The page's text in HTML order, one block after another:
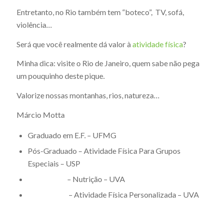
Entretanto, no Rio também tem “boteco”, TV, sofá,
violência…
Será que você realmente dá valor à atividade física?
Minha dica: visite o Rio de Janeiro, quem sabe não pega
um pouquinho deste pique.
Valorize nossas montanhas, rios, natureza…
Márcio Motta
Graduado em E.F. – UFMG
Pós-Graduado – Atividade Física Para Grupos
Especiais – USP
– Nutrição – UVA
– Atividade Física Personalizada – UVA